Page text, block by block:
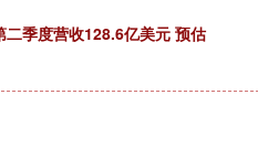
季度营收128.6亿美元 预估